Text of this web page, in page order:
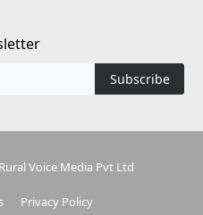
Subscribe
Voice Media Pvt Ltd
Privacy Policy